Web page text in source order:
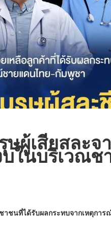
ษผู้เสียสละจ
ในบริเวณช
าชนที่ได้รับผลกระทบจากเหตุกา